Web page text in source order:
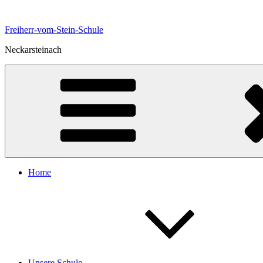
springen
Freiherr-vom-Stein-Schule
Neckarsteinach
Home